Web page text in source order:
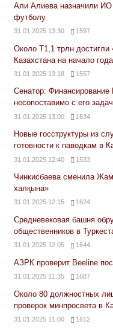
Али Алиева назначили ИО
футболу
31.01.2025 13:30 1597
Около Т1,1 трлн достигли
Казахстана на начало года
31.01.2025 13:18 1557
Сенатор:
несопоставимо с его
31.01.2025 13:00 1634
Новые госструктуры из
готовности к паводкам в
31.01.2025 12:40 1533
Чинкисбаева сменила
халқына»
31.01.2025 12:15 1624
Средневековая башня
общественников в
31.01.2025 12:05 1644
АЗРК проверит Beeline
31.01.2025 11:35 1687
Около 80 должностных
проверок минпросвета в
31.01.2025 11:00 1612